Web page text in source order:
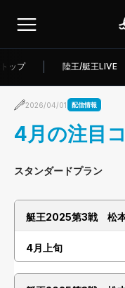
トップ 陸王/艇王LIVE
2026/04/01 配信情報
4月の注目
スタンダードプラン
艇王2025第3戦 松本
4月上旬